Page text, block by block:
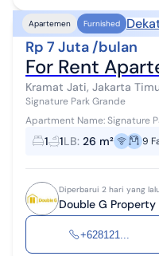
Apartemen Furnished
Rp 7 Juta /bulan
For Rent
Kramat Jati, Jakarta
Signature Park Grande
Apartment Name: Signature
kav. 20, Kramat Jati, Jakarta
Floor / City V...
1 1LB: 26 m² 9
Diperbarui 2 hari yang
Double G Property
+628121...